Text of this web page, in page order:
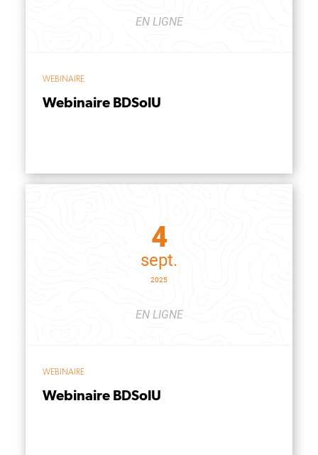
EN LIGNE
WEBINAIRE
Webinaire BDSolU
4
sept.
2025
EN LIGNE
WEBINAIRE
Webinaire BDSolU